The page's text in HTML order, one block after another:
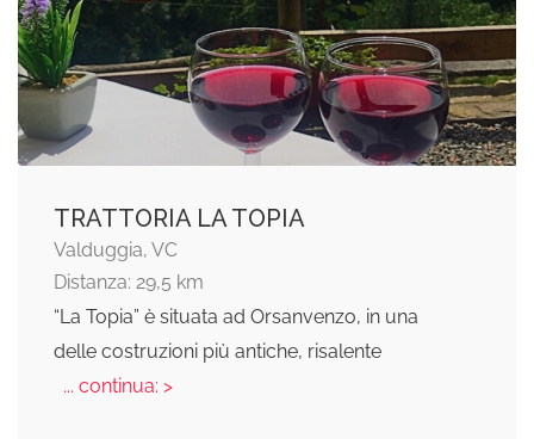
TRATTORIA LA TOPIA
Valduggia, VC
Distanza: 29,5 km
“La Topia” è situata ad Orsanvenzo, in una
delle costruzioni più antiche, risalente
... continua: >